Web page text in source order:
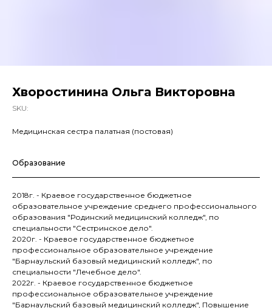
Хворостинина Ольга Викторовна
SKU:
Медицинская сестра палатная (постовая)
Образование
2018г. - Краевое государственное бюджетное
образовательное учреждение среднего профессионального
образования "Родинский медицинский колледж", по
специальности "Сестринское дело".
2020г. - Краевое государственное бюджетное
профессиональное образовательное учреждение
"Барнаульский базовый медицинский колледж", по
специальности "Лечебное дело".
2022г. - Краевое государственное бюджетное
профессиональное образовательное учреждение
"Барнаульский базовый медицинский колледж", Повышение